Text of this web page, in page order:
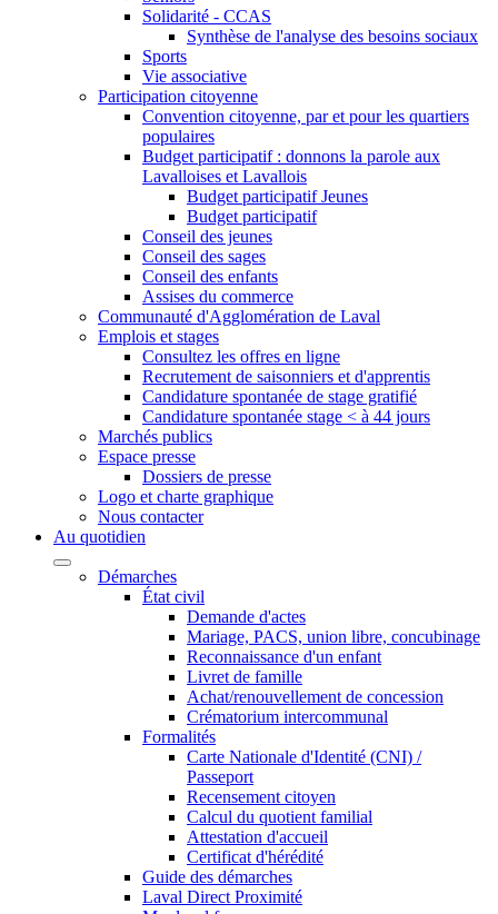
Solidarité - CCAS
Synthèse de l'analyse des besoins sociaux
Sports
Vie associative
Participation citoyenne
Convention citoyenne, par et pour les quartiers
populaires
Budget participatif : donnons la parole aux
Lavalloises et Lavallois
Budget participatif Jeunes
Budget participatif
Conseil des jeunes
Conseil des sages
Conseil des enfants
Assises du commerce
Communauté d'Agglomération de Laval
Emplois et stages
Consultez les offres en ligne
Recrutement de saisonniers et d'apprentis
Candidature spontanée de stage gratifié
Candidature spontanée stage < à 44 jours
Marchés publics
Espace presse
Dossiers de presse
Logo et charte graphique
Nous contacter
Au quotidien
Démarches
État civil
Demande d'actes
Mariage, PACS, union libre, concubinage
Reconnaissance d'un enfant
Livret de famille
Achat/renouvellement de concession
Crématorium intercommunal
Formalités
Carte Nationale d'Identité (CNI) /
Passeport
Recensement citoyen
Calcul du quotient familial
Attestation d'accueil
Certificat d'hérédité
Guide des démarches
Laval Direct Proximité